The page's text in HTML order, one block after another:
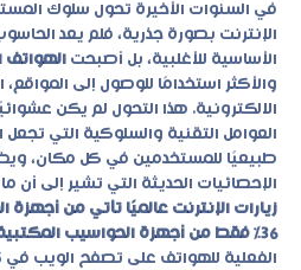
في السنوات الأخيرة تحول سلوك
الإنترنت بصورة جذرية، فلم يعد
الأساسية للأغلبية، بل أصبحت الهواتف
والأكثر استخدامًا للوصول إلى
الالكترونية. هذا التحول لم يكن
العوامل التقنية والسلوكية التي تجعل
طبيعيًا للمستخدمين في كل مكان،
الإحصائيات الحديثة التي تشير إلى أن
زيارات الإنترنت عالميًا تأتي من أجهزة
36% فقط من أجهزة الحواسيب المكتبية
الفعلية للهواتف على تصفح الويب في 2025 و2026.